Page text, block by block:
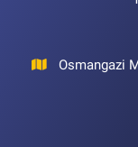
Osmangazi